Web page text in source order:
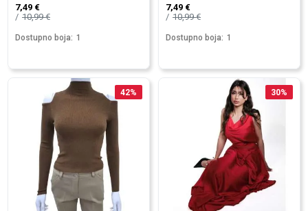
7,49 €
10,99€
Dostupno boja: 1
7,49 €
10,99€
Dostupno boja: 1
42% 30%